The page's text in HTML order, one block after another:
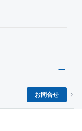
お問合せ